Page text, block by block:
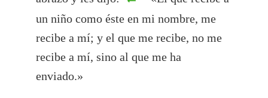
un niño como éste en mi nombre, me
recibe a mí; y el que me recibe, no me
recibe a mí, sino al que me ha
enviado.»